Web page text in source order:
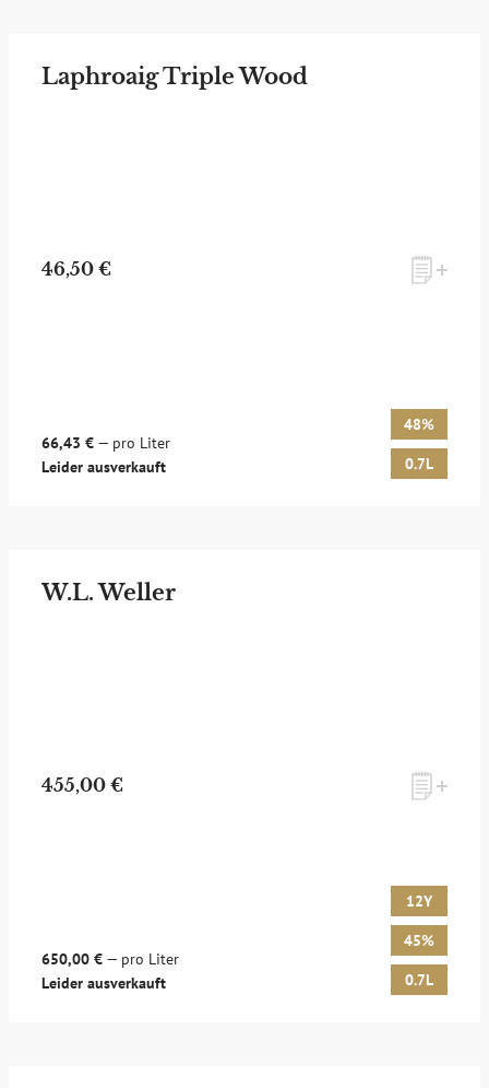
Laphroaig Triple Wood
46,50 €
66,43 € — pro Liter
Leider ausverkauft
48%
0.7L
W.L. Weller
455,00 €
650,00 € — pro Liter
Leider ausverkauft
12Y
45%
0.7L